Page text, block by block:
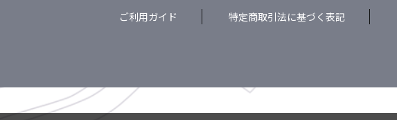
ご利用ガイド 特定商取引法に基づく表記